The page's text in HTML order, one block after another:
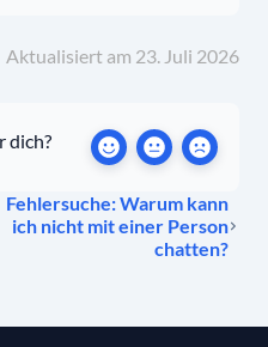
Aktualisiert am 23. Juli 2026
dich?
Fehlersuche: Warum kann
ich nicht mit einer Person
chatten?